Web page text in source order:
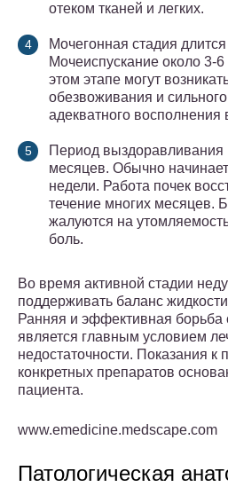
отеком тканей и легких.
Мочегонная стадия
Мочеиспускание около 3-
этом этапе могут
обезвоживания и
адекватного
Период выздоравливания
месяцев. Обычно
недели. Работа почек
течение многих месяцев.
жалуются на
боль.
Во время активной стадии
поддерживать баланс
Ранняя и эффективная борьба
является главным условием
недостаточности. Показания
конкретных препаратов
пациента.
www.emedicine.medscape.com
Патологическая